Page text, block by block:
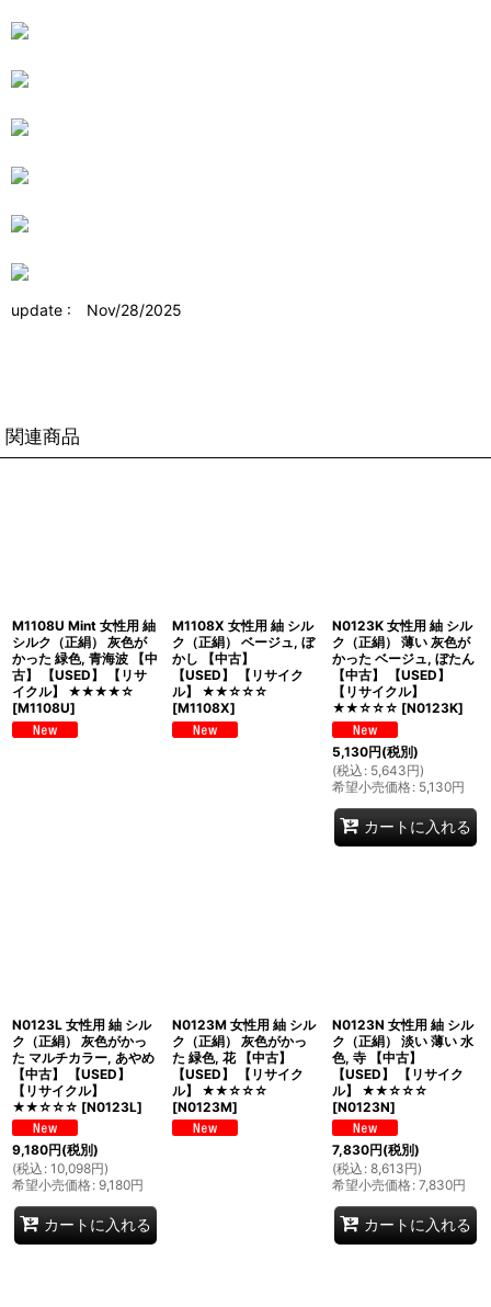
update : Nov/28/2025
関連商品
M1108U Mint 女性用 紬
シルク（正絹） 灰色が
かった 緑色, 青海波 【中
古】 【USED】 【リサ
イクル】 ★★★★☆
[M1108U]
M1108X 女性用 紬 シル
ク（正絹） ベージュ, ぼ
かし 【中古】
【USED】 【リサイク
ル】 ★★☆☆☆
[M1108X]
N0123K 女性用 紬 シル
ク（正絹） 薄い 灰色が
かった ベージュ, ぼたん
【中古】 【USED】
【リサイクル】
★★☆☆☆ [N0123K]
5,130円(税別)
(税込 : 5,643円)
希望小売価格: 5,130円
カートに入れる
N0123L 女性用 紬 シル
ク（正絹） 灰色がかっ
た マルチカラー, あやめ
【中古】 【USED】
【リサイクル】
★★☆☆☆ [N0123L]
9,180円(税別)
(税込 : 10,098円)
希望小売価格: 9,180円
カートに入れる
N0123M 女性用 紬 シル
ク（正絹） 灰色がかっ
た 緑色, 花 【中古】
【USED】 【リサイク
ル】 ★★☆☆☆
[N0123M]
N0123N 女性用 紬 シル
ク（正絹） 淡い 薄い 水
色, 寺 【中古】
【USED】 【リサイク
ル】 ★★☆☆☆
[N0123N]
7,830円(税別)
(税込 : 8,613円)
希望小売価格: 7,830円
カートに入れる